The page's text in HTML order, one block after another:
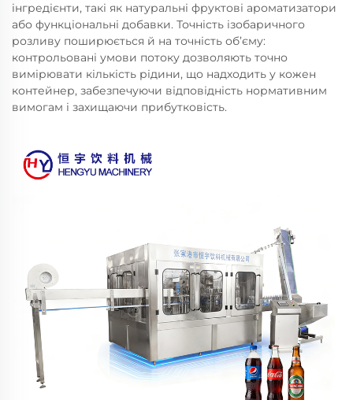
інгредієнти, такі як натуральні фруктові ароматизатори
або функціональні добавки. Точність ізобаричного
розливу поширюється й на точність об’єму:
контрольовані умови потоку дозволяють точно
вимірювати кількість рідини, що надходить у кожен
контейнер, забезпечуючи відповідність нормативним
вимогам і захищаючи прибутковість.